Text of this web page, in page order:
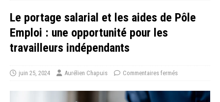
Le portage salarial et les aides de Pôle
Emploi : une opportunité pour les
travailleurs indépendants
juin 25, 2024 Aurélien Chapuis Commentaires fermés